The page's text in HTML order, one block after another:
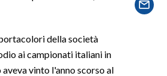
della società
ai campionati italiani in
vinto l'anno scorso al